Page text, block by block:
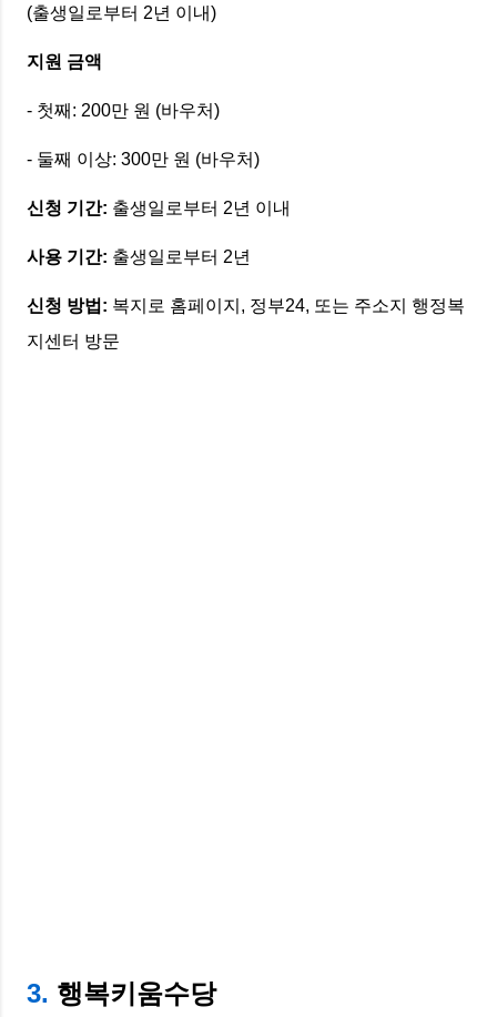
(출생일로부터 2년 이내)
지원 금액
- 첫째: 200만 원 (바우처)
- 둘째 이상: 300만 원 (바우처)
신청 기간: 출생일로부터 2년 이내
사용 기간: 출생일로부터 2년
신청 방법: 복지로 홈페이지, 정부24, 또는 주소지 행정복
지센터 방문
3. 행복키움수당